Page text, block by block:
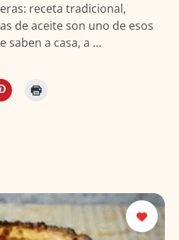
receta tradicional,
de aceite son uno de esos
saben a casa, a …